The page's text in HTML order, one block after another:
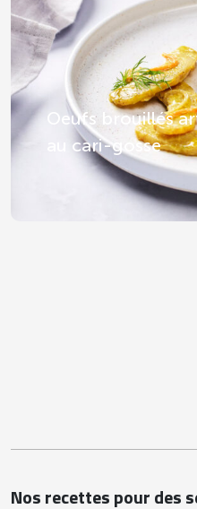
Oeufs brouillés
au cari-gosse
Nos recettes pour des